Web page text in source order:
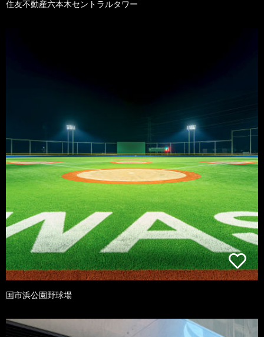
住友不動産六本木セントラルタワー
国市浜公園野球場